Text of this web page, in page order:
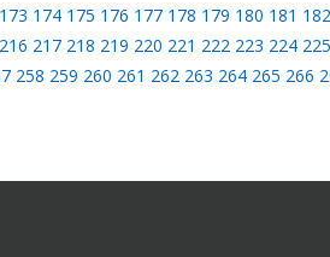
173 174 175 176 177 178 179 180 181 182
216 217 218 219 220 221 222 223 224 225
258 259 260 261 262 263 264 265 266